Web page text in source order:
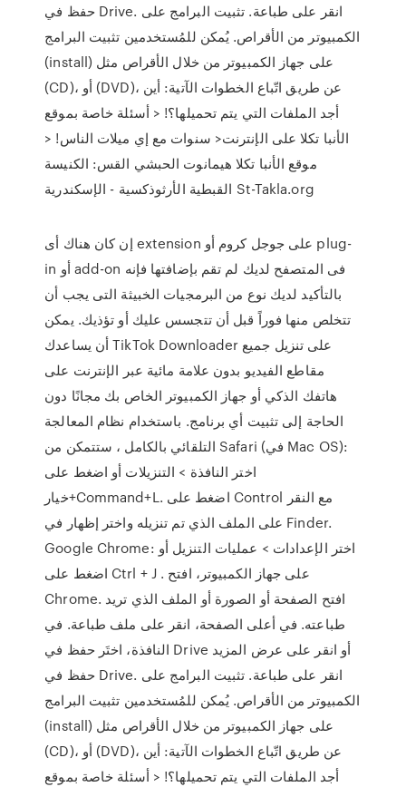
حفظ في Drive. انقر على طباعة. تثبيت البرامج على
الكمبيوتر من الأقراص. يُمكن للمُستخدمين تثبيت البرامج
(install) على جهاز الكمبيوتر من خلال الأقراص مثل
(CD)، أو (DVD)، عن طريق اتّباع الخطوات الآتية: أين
أجد الملفات التي يتم تحميلها؟! < أسئلة خاصة بموقع
الأنبا تكلا على الإنترنت< سنوات مع إي ميلات الناس! <
موقع الأنبا تكلا هيمانوت الحبشي القس: الكنيسة
القبطية الأرثوذكسية - الإسكندرية St-Takla.org
إن كان هناك أى extension على جوجل كروم أو plug-
in أو add-on فى المتصفح لديك لم تقم بإضافتها فإنه
بالتأكيد لديك نوع من البرمجيات الخبيثة التى يجب أن
تتخلص منها فوراً قبل أن تتجسس عليك أو تؤذيك. يمكن
أن يساعدك TikTok Downloader على تنزيل جميع
مقاطع الفيديو بدون علامة مائية عبر الإنترنت على
هاتفك الذكي أو جهاز الكمبيوتر الخاص بك مجانًا دون
الحاجة إلى تثبيت أي برنامج. باستخدام نظام المعالجة
التلقائي بالكامل ، ستتمكن من Safari (في Mac OS):
اختر النافذة > التنزيلات أو اضغط على
خيار+Command+L. اضغط على Control مع النقر
على الملف الذي تم تنزيله واختر إظهار في Finder.
Google Chrome: اختر الإعدادات > عمليات التنزيل أو
اضغط على Ctrl + J . على جهاز الكمبيوتر، افتح
Chrome. افتح الصفحة أو الصورة أو الملف الذي تريد
طباعته. في أعلى الصفحة، انقر على ملف طباعة. في
النافذة، اختَر حفظ في Drive أو انقر على عرض المزيد
حفظ في Drive. انقر على طباعة. تثبيت البرامج على
الكمبيوتر من الأقراص. يُمكن للمُستخدمين تثبيت البرامج
(install) على جهاز الكمبيوتر من خلال الأقراص مثل
(CD)، أو (DVD)، عن طريق اتّباع الخطوات الآتية: أين
أجد الملفات التي يتم تحميلها؟! < أسئلة خاصة بموقع